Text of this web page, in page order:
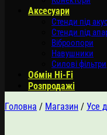
Аксесуари
Стенди під
Стенди під
Віброопори
Навушники
Силові фільтри
Обмін Hi-Fi
Розпродажі
Головна / Магазин / Усе